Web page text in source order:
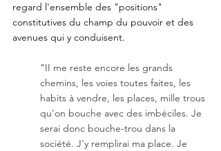
regard l'ensemble des "positions"
constitutives du champ du pouvoir et des
avenues qui y conduisent.
"II me reste encore les grands
chemins, les voies toutes faites, les
habits à vendre, les places, mille trous
qu'on bouche avec des imbéciles. Je
serai donc bouche-trou dans la
société. J'y remplirai ma place. Je